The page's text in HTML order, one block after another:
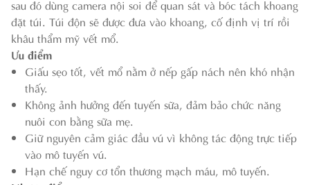
sau đó dùng camera nội soi để quan sát và bóc tách khoang
đặt túi. Túi độn sẽ được đưa vào khoang, cố định vị trí rồi
khâu thẩm mỹ vết mổ.
Ưu điểm
Giấu sẹo tốt, vết mổ nằm ở nếp gấp nách nên khó nhận
thấy.
Không ảnh hưởng đến tuyến sữa, đảm bảo chức năng
nuôi con bằng sữa mẹ.
Giữ nguyên cảm giác đầu vú vì không tác động trực tiếp
vào mô tuyến vú.
Hạn chế nguy cơ tổn thương mạch máu, mô tuyến.